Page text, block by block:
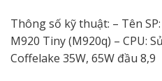
Thông số kỹ thuật: – Tên
M920 Tiny (M920q) – CPU:
Coffelake 35W, 65W đầu 8,9